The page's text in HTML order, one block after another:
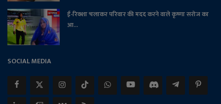
ई-रिक्शा चलाकर परिवार की मदद करने वाले कृष्णा सरोज का
आ...
SOCIAL MEDIA